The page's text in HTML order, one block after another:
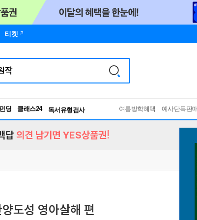
티켓
딩 클래스24
독서유형검사
RBTI Lab
여름방학혜택 예사단독판매
답 의견 남기면 YES상품권!
도성 영아살해 편